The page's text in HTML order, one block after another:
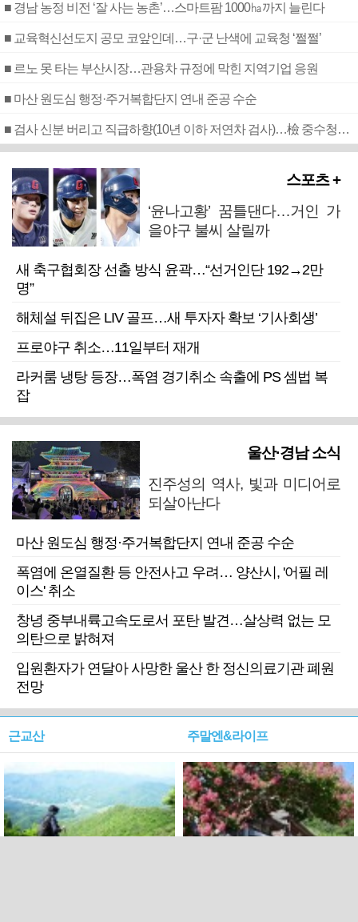
■ 경남 농정 비전 ‘잘 사는 농촌’…스마트팜 1000㏊까지 늘린다
■ 교육혁신선도지 공모 코앞인데…구·군 난색에 교육청 ‘쩔쩔’
■ 르노 못 타는 부산시장…관용차 규정에 막힌 지역기업 응원
■ 마산 원도심 행정·주거복합단지 연내 준공 수순
■ 검사 신분 버리고 직급하향(10년 이하 저연차 검사)…檢 중수청행 기피
스포츠 +
‘윤나고황’ 꿈틀댄다…거인 가
을야구 불씨 살릴까
새 축구협회장 선출 방식 윤곽…“선거인단 192→2만
명”
해체설 뒤집은 LIV 골프…새 투자자 확보 ‘기사회생’
프로야구 취소…11일부터 재개
라커룸 냉탕 등장…폭염 경기취소 속출에 PS 셈법 복
잡
울산·경남 소식
진주성의 역사, 빛과 미디어로
되살아난다
마산 원도심 행정·주거복합단지 연내 준공 수순
폭염에 온열질환 등 안전사고 우려… 양산시, '어필 레
이스' 취소
창녕 중부내륙고속도로서 포탄 발견…살상력 없는 모
의탄으로 밝혀져
입원환자가 연달아 사망한 울산 한 정신의료기관 폐원
전망
근교산 주말엔&라이프